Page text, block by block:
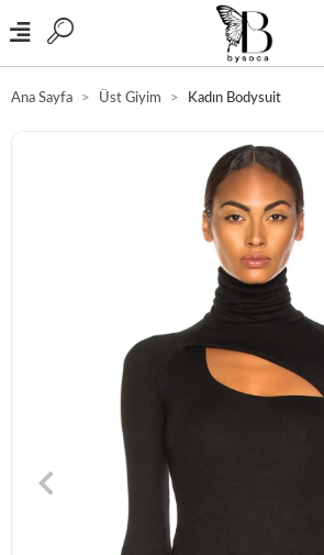
GÜVENLİ ALIŞVERİŞ
Ana Sayfa Üst Giyim Kadın Bodysuit